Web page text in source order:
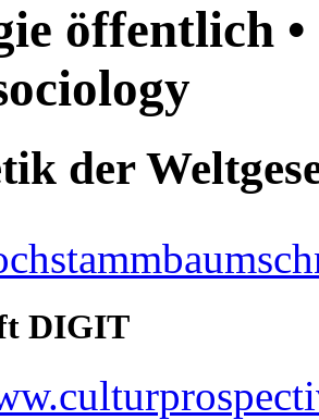
öffentlich
der
DIGIT